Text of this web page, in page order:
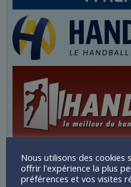
Nous utilisons des
offrir l'expérience la plus
préférences et vos visites